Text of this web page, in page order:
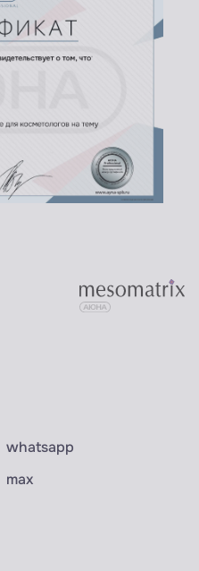
whatsapp
max